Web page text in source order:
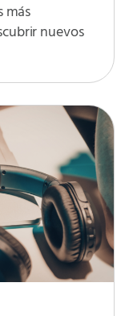
más
nuevos